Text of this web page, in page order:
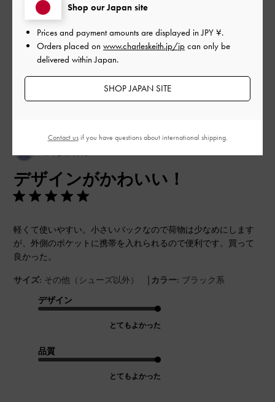
とてもよかった
もっと見る
このレビューは役に立ちましたか？
デザインがかわいい！
軽くて使いやすい。小さいバックなので荷物は少なめにします
が、外側のポケットに携帯を入れられるので便利です。買って
良かった。
サイズ: その他（シューズ以外） | カラー: ブラック系
デザイン
とてもよかった
品質
とてもよかった
Shop our Japan site
Prices and payment amounts are displayed inJPY ¥.
Orders placed on www.charleskeith.jp/jp can only be
delivered within Japan.
SHOP JAPAN SITE
Contact usif you have questions about international shipping.